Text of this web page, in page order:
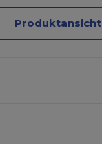
Produktansicht